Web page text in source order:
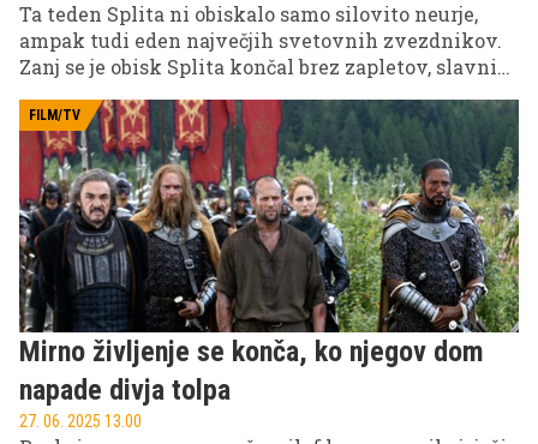
Ta teden Splita ni obiskalo samo silovito neurje,
ampak tudi eden največjih svetovnih zvezdnikov.
Zanj se je obisk Splita končal brez zapletov, slavni
FILM/TV
Mirno življenje se konča, ko njegov dom
napade divja tolpa
27. 06. 2025 13.00